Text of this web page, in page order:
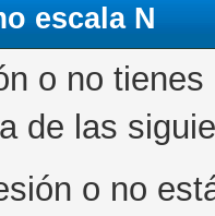
escala N
o no
de las
o no